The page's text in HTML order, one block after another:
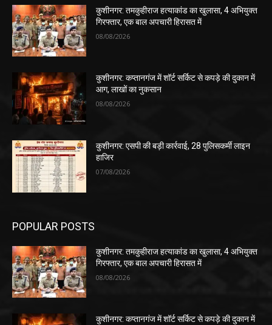
कुशीनगर: तमकुहीराज हत्याकांड का खुलासा, 4 अभियुक्त
गिरफ्तार, एक बाल अपचारी हिरासत में
08/08/2026
कुशीनगर: कप्तानगंज में शॉर्ट सर्किट से कपड़े की दुकान में
आग, लाखों का नुकसान
08/08/2026
कुशीनगर: एसपी की बड़ी कार्रवाई, 28 पुलिसकर्मी लाइन
हाजिर
07/08/2026
POPULAR POSTS
कुशीनगर: तमकुहीराज हत्याकांड का खुलासा, 4 अभियुक्त
गिरफ्तार, एक बाल अपचारी हिरासत में
08/08/2026
कुशीनगर: कप्तानगंज में शॉर्ट सर्किट से कपड़े की दुकान में